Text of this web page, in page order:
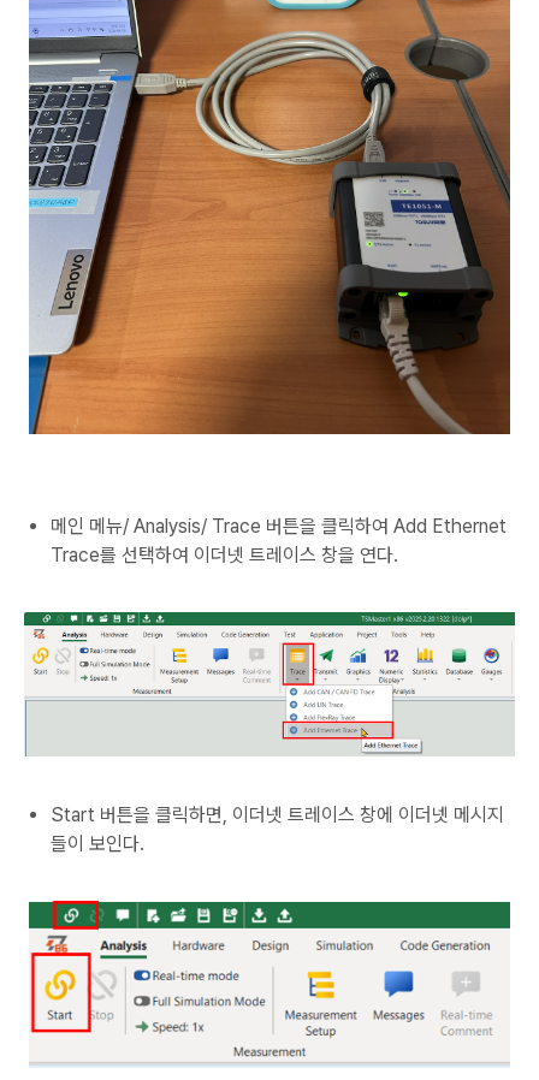
메인 메뉴/ Analysis/ Trace 버튼을 클릭하여 Add Ethernet
Trace를 선택하여 이더넷 트레이스 창을 연다.
Start 버튼을 클릭하면, 이더넷 트레이스 창에 이더넷 메시지
들이 보인다.